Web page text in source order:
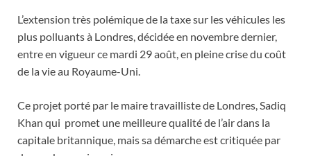
L’extension très polémique de la taxe sur les véhicules les
plus polluants à Londres, décidée en novembre dernier,
entre en vigueur ce mardi 29 août, en pleine crise du coût
de la vie au Royaume-Uni.
Ce projet porté par le maire travailliste de Londres, Sadiq
Khan qui promet une meilleure qualité de l’air dans la
capitale britannique, mais sa démarche est critiquée par